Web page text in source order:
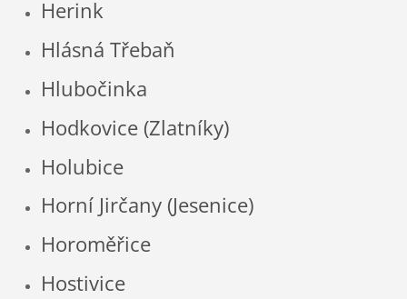
Herink
Hlásná Třebaň
Hlubočinka
Hodkovice (Zlatníky)
Holubice
Horní Jirčany (Jesenice)
Horoměřice
Hostivice